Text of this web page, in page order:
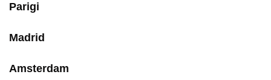
Parigi
Madrid
Amsterdam